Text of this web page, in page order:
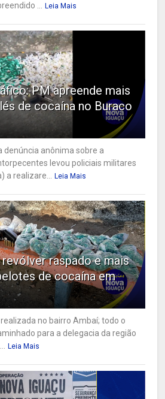
... Leia Mais
PM apreende mais
de cocaína no Buraco
denúncia anônima sobre a
levou policiais militares
a realizare... Leia Mais
raspado e mais
de cocaína em
no bairro Ambaí; todo o
para a delegacia da região
Leia Mais